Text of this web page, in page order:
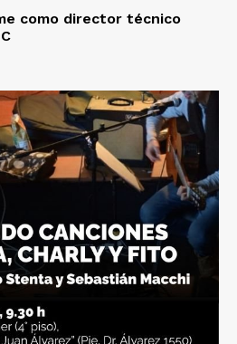
como director técnico